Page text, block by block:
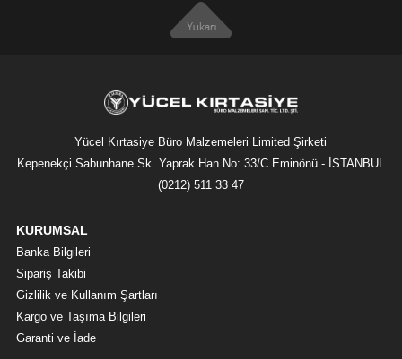
Yücel Kırtasiye Büro Malzemeleri Limited Şirketi
Kepenekçi Sabunhane Sk. Yaprak Han No: 33/C Eminönü - İSTANBUL
(0212) 511 33 47
KURUMSAL
Banka Bilgileri
Sipariş Takibi
Gizlilik ve Kullanım Şartları
Kargo ve Taşıma Bilgileri
Garanti ve İade